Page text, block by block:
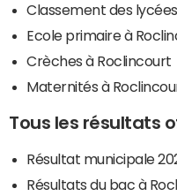
Classement des
Ecole primaire à
Crèches à Roclincourt
Maternités à
Tous les résultats
Résultat municipale
Résultats du bac à